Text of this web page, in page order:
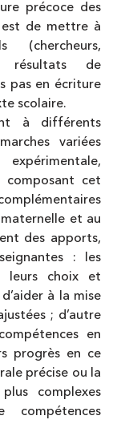
précoce des
est de mettre à
(chercheurs,
résultats de
pas en écriture
scolaire.
à différents
variées
composant cet
maternelle et au
des apports,
: les
leurs choix et
à la mise
; d’autre
en
progrès en ce
précise ou la
complexes